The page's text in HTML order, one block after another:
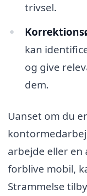
trivsel.
kan
og give
dem.
Uanset om du
arbejde eller
forblive mobil,
Strammelse